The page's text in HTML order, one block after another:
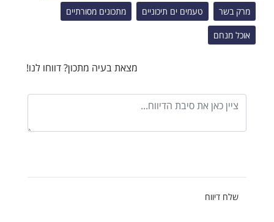
מרק בשר טעמים ים תיכוניים מתכונים מסורתיים
אוכל מנחם
מצאת בעיה מתכון? דווחו לנו!
שלח דיווח